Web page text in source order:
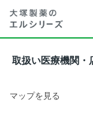
取扱い医療機関・
マップを見る